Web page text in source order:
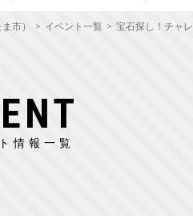
市） イベント一覧 宝石探し！チャ
情報一覧